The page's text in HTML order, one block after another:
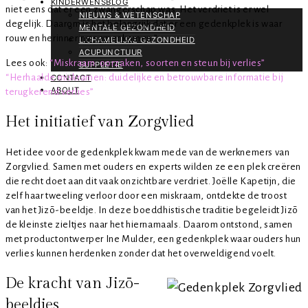
KINDERWENSBLOG
NIEUWS & WETENSCHAP
MENTALE GEZONDHEID
LICHAMELIJKE GEZONDHEID
ACUPUNCTUUR
SUPPLETIE
CONTACT
ABOUT
niet eens dat er een zwangerschap was. Het verdriet is er wel
degelijk. Daarom is het belangrijk dat er een gedenkplek is waar
rouw en herinnering samenkomen.”
Lees ook: “Miskraam: oorzaken, soorten en steun bij verlies”
“Herhaalde miskramen: duidelijke en betrouwbare informatie bij
terugkerend verlies”
Het initiatief van Zorgvlied
Het idee voor de gedenkplek kwam mede van de werknemers van
Zorgvlied. Samen met ouders en experts wilden ze een plek creëren
die recht doet aan dit vaak onzichtbare verdriet. Joëlle Kapetijn, die
zelf haar tweeling verloor door een miskraam, ontdekte de troost
van het Jizō-beeldje. In deze boeddhistische traditie begeleidt Jizō
de kleinste zieltjes naar het hiernamaals. Daarom ontstond, samen
met productontwerper Ine Mulder, een gedenkplek waar ouders hun
verlies kunnen herdenken zonder dat het overweldigend voelt.
De kracht van Jizō-